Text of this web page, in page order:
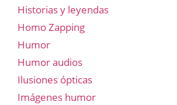
Historias y leyendas
Homo Zapping
Humor
Humor audios
Ilusiones ópticas
Imágenes humor